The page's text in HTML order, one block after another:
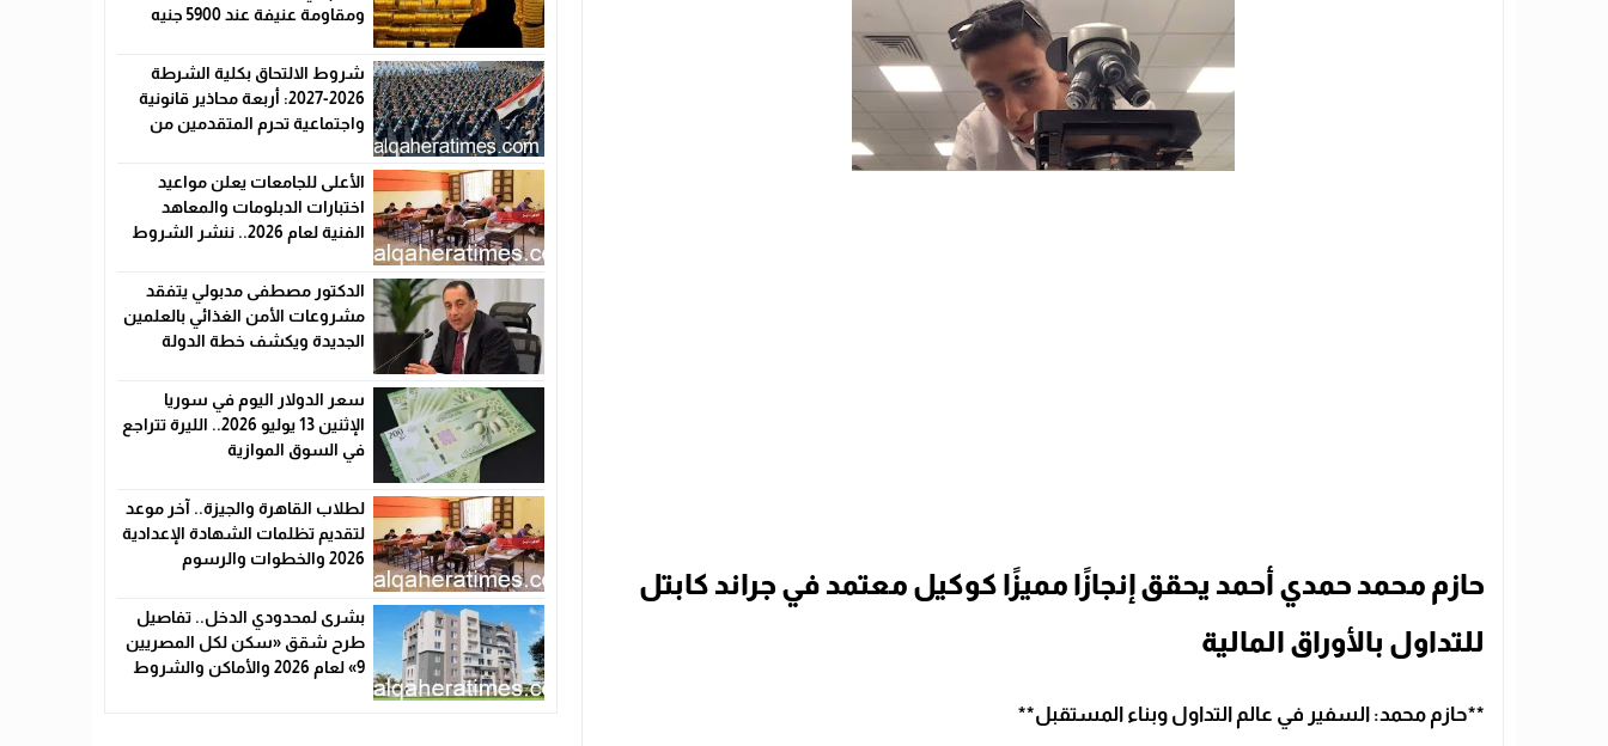
حازم محمد حمدي أحمد يحقق إنجازًا مميزًا كوكيل معتمد في جراند كابتل
للتداول بالأوراق المالية
**حازم محمد: السفير في عالم التداول وبناء المستقبل**
ومقاومة عنيفة عند 5900 جنيه
شروط الالتحاق بكلية الشرطة
2026-2027: أربعة محاذير قانونية
واجتماعية تحرم المتقدمين من
الأعلى للجامعات يعلن مواعيد
اختبارات الدبلومات والمعاهد
الفنية لعام 2026.. ننشر الشروط
الدكتور مصطفى مدبولي يتفقد
مشروعات الأمن الغذائي بالعلمين
الجديدة ويكشف خطة الدولة
سعر الدولار اليوم في سوريا
الإثنين 13 يوليو 2026.. الليرة تتراجع
في السوق الموازية
لطلاب القاهرة والجيزة.. آخر موعد
لتقديم تظلمات الشهادة الإعدادية
2026 والخطوات والرسوم
بشرى لمحدودي الدخل.. تفاصيل
طرح شقق «سكن لكل المصريين
9» لعام 2026 والأماكن والشروط